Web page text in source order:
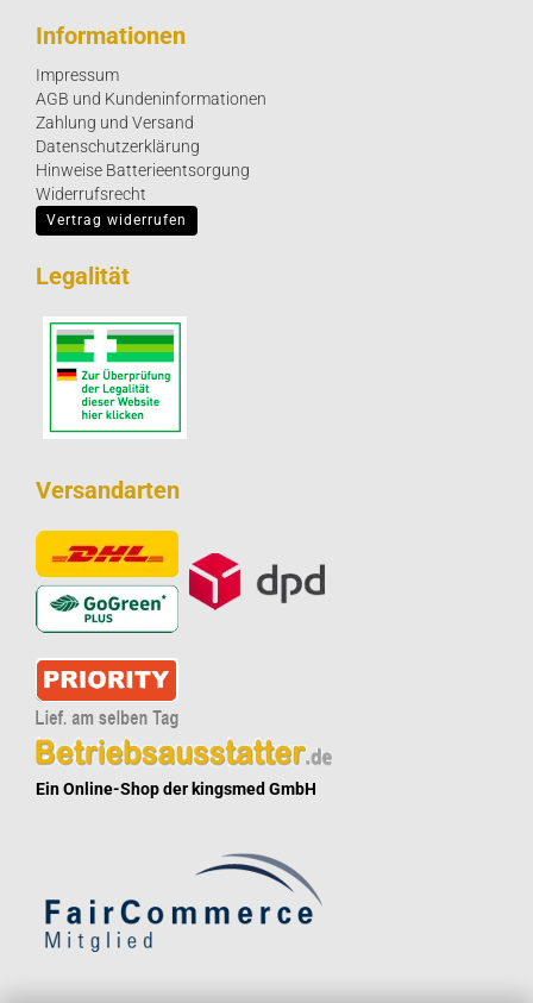
Informationen
Impressum
AGB und Kundeninformationen
Zahlung und Versand
Datenschutzerklärung
Hinweise Batterieentsorgung
Widerrufsrecht
Vertrag widerrufen
Legalität
Versandarten
Ein Online-Shop der kingsmed GmbH